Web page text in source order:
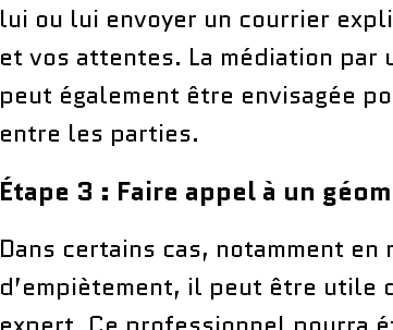
lui ou lui envoyer un courrier
et vos attentes. La médiation
peut également être envisagée
entre les parties.
Étape 3 : Faire appel à un
Dans certains cas, notamment en
d’empiètement, il peut être utile